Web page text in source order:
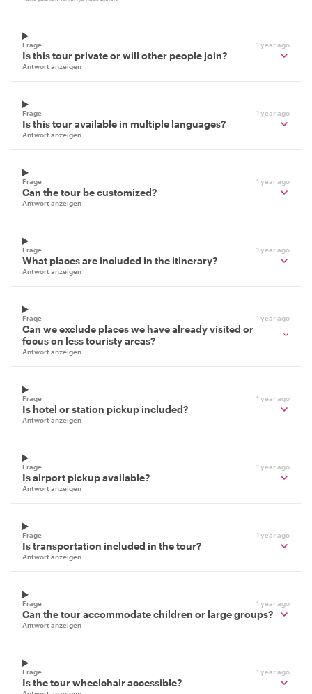
Frage 1 year ago
Is this tour private or will other people join?
Antwort anzeigen
Frage 1 year ago
Is this tour available in multiple languages?
Antwort anzeigen
Frage 1 year ago
Can the tour be customized?
Antwort anzeigen
Frage 1 year ago
What places are included in the itinerary?
Antwort anzeigen
Frage 1 year ago
Can we exclude places we have already visited or
focus on less touristy areas?
Antwort anzeigen
Frage 1 year ago
Is hotel or station pickup included?
Antwort anzeigen
Frage 1 year ago
Is airport pickup available?
Antwort anzeigen
Frage 1 year ago
Is transportation included in the tour?
Antwort anzeigen
Frage 1 year ago
Can the tour accommodate children or large groups?
Antwort anzeigen
Frage 1 year ago
Is the tour wheelchair accessible?